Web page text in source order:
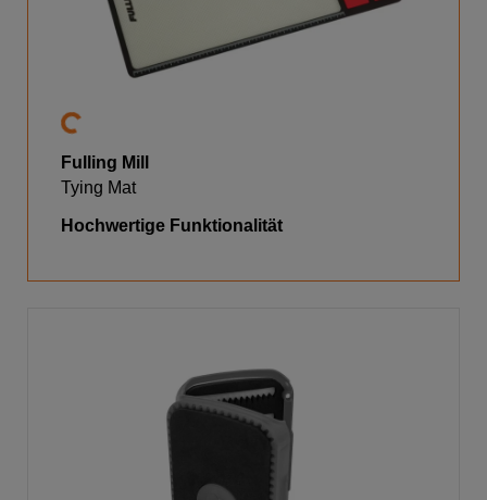
Fulling Mill
Tying Mat
Hochwertige Funktionalität